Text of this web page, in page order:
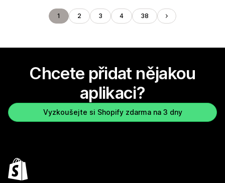
1 2 3 4 38
Chcete přidat nějakou
aplikaci?
Vyzkoušejte si Shopify zdarma na 3 dny